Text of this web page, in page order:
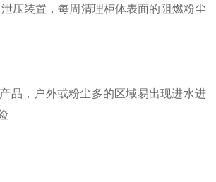
压装置，每周清理柜体表面的阻燃粉尘
品，户外或粉尘多的区域易出现进水进